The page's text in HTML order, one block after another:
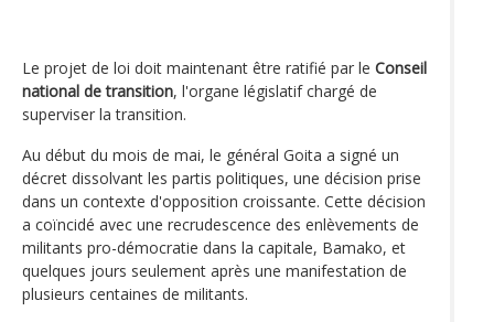
Le projet de loi doit maintenant être ratifié par le Conseil
national de transition, l'organe législatif chargé de
superviser la transition.
Au début du mois de mai, le général Goita a signé un
décret dissolvant les partis politiques, une décision prise
dans un contexte d'opposition croissante. Cette décision
a coïncidé avec une recrudescence des enlèvements de
militants pro-démocratie dans la capitale, Bamako, et
quelques jours seulement après une manifestation de
plusieurs centaines de militants.